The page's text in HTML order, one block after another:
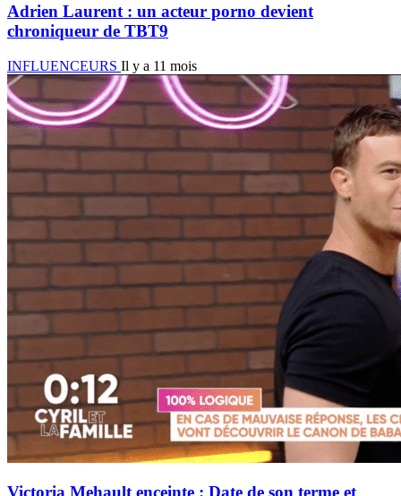
Adrien Laurent : un acteur porno devient
chroniqueur de TBT9
INFLUENCEURS Il y a 11 mois